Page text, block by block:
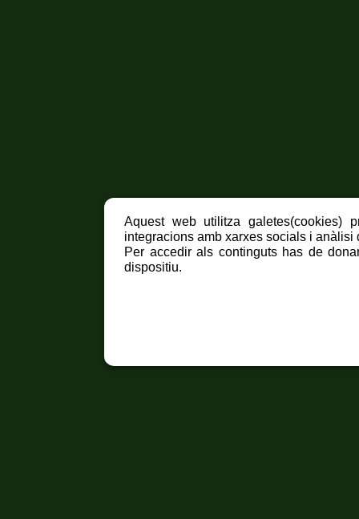
Aquest web utilitza galetes(cookies)
integracions amb xarxes socials i anàlisi
Per accedir als continguts has de
dispositiu.